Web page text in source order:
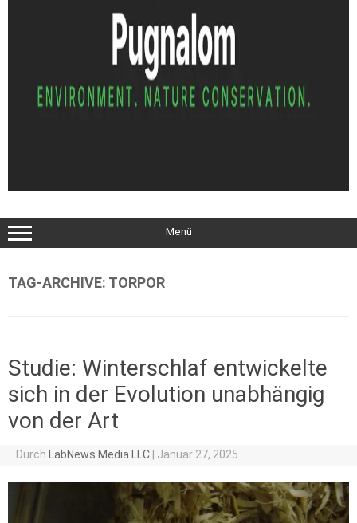
Menü
TAG-ARCHIVE: TORPOR
Studie: Winterschlaf entwickelte
sich in der Evolution unabhängig
von der Art
Durch LabNews Media LLC Januar 27, 2025